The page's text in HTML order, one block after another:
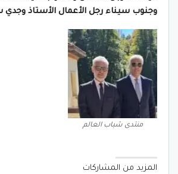
وجنوب سيناء رجل الأعمال الأستاذ وجدي
منتدى شباب العالم
المزيد من المشاركات